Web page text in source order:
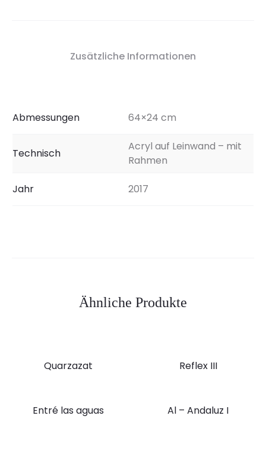
Zusätzliche Informationen
Abmessungen 64×24 cm
Technisch
Acryl auf Leinwand – mit
Rahmen
Jahr 2017
Ähnliche Produkte
Quarzazat Reflex III
Entré las aguas Al – Andaluz I